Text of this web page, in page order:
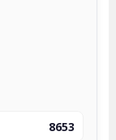
8653